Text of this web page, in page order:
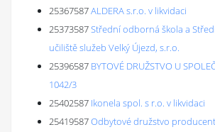
25367587ALDERA s.r.o. v likvidaci
25373587Střední odborná škola a
učiliště služeb Velký Újezd, s.r.o.
25396587 BYTOVÉ DRUŽSTVO U
1042/3
25402587 Ikonela spol. s r.o. v likvidaci
25419587Odbytové družstvo